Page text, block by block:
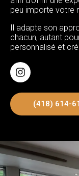
peu importe votre
Il adapte son
chacun, autant
personnalisé et
(418) 614-